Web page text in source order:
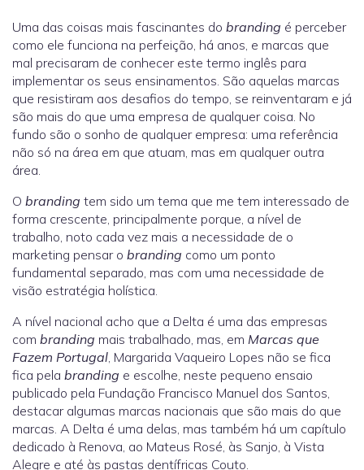
Uma das coisas mais fascinantes do branding é perceber
como ele funciona na perfeição, há anos, e marcas que
mal precisaram de conhecer este termo inglês para
implementar os seus ensinamentos. São aquelas marcas
que resistiram aos desafios do tempo, se reinventaram e já
são mais do que uma empresa de qualquer coisa. No
fundo são o sonho de qualquer empresa: uma referência
não só na área em que atuam, mas em qualquer outra
área.
O branding tem sido um tema que me tem interessado de
forma crescente, principalmente porque, a nível de
trabalho, noto cada vez mais a necessidade de o
marketing pensar o branding como um ponto
fundamental separado, mas com uma necessidade de
visão estratégia holística.
A nível nacional acho que a Delta é uma das empresas
com branding mais trabalhado, mas, em Marcas que
Fazem Portugal, Margarida Vaqueiro Lopes não se fica
fica pela branding e escolhe, neste pequeno ensaio
publicado pela Fundação Francisco Manuel dos Santos,
destacar algumas marcas nacionais que são mais do que
marcas. A Delta é uma delas, mas também há um capítulo
dedicado à Renova, ao Mateus Rosé, às Sanjo, à Vista
Alegre e até às pastas dentífricas Couto.